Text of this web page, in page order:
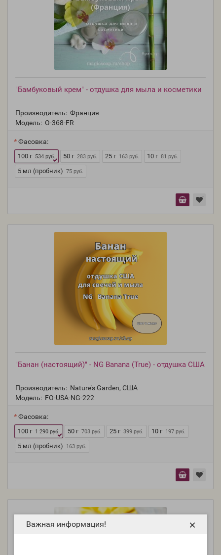
Важная информация! ×
"Бамбуковый крем" - отдушка для мыла и косметики
Производитель: Франция
Модель: O-368-FR
Фасовка:
100 г 534 руб. 50 г 283 руб. 25 г 163 руб. 10 г 81 руб.
5 мл (пробник) 75 руб.
"Банан (настоящий)" - NG Banana (True) - отдушка США
Производитель: Nature's Garden, США
Модель: FO-USA-NG-222
Фасовка:
100 г 1 290 руб. 50 г 703 руб. 25 г 399 руб. 10 г 197 руб.
5 мл (пробник) 163 руб.